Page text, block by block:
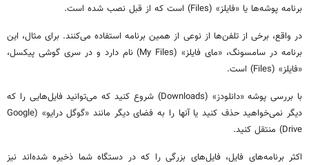
برنامه پوشه‌ها یا «فایلز» (Files) است که از قبل نصب شده است.
در واقع، برخی از تلفن‌ها از نوعی از همین برنامه استفاده می‌کنند. برای مثال، این
برنامه در سامسونگ، «مای فایلز» (My Files) نام دارد و در سری گوشی پیکسل،
«فایلز» (Files) است.
با بررسی پوشه «دانلودز» (Downloads) شروع کنید که می‌توانید فایل‌هایی را که
دیگر نمی‌خواهید حذف کنید یا آنها را به فضای دیگر مانند «گوگل درایو» (Google
Drive) منتقل کنید.
اکثر برنامه‌های فایل، فایل‌های بزرگی را که در دستگاه شما ذخیره شده‌اند نیز